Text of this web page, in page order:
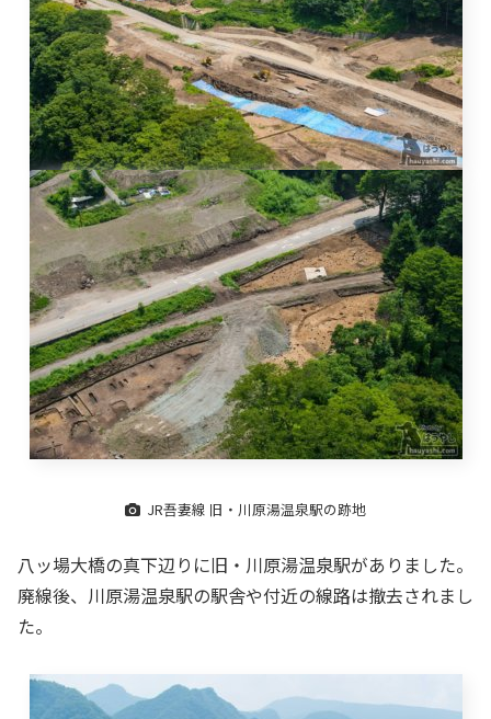
JR吾妻線 旧・川原湯温泉駅の跡地
八ッ場大橋の真下辺りに旧・川原湯温泉駅がありました。
廃線後、川原湯温泉駅の駅舎や付近の線路は撤去されまし
た。